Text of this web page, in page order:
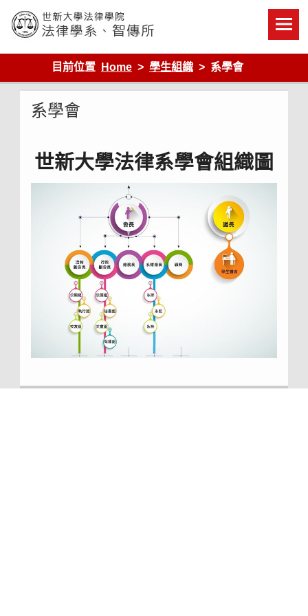
content
世新大學法律學院-法律學系-智慧財產暨科技法律研究所
目前位置
Home 學生組織 系學會
系學會
世新大學法律系學會組織圖